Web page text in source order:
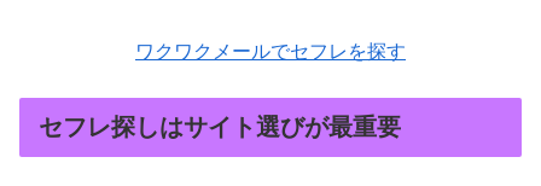
ワクワクメールでセフレを探す
セフレ探しはサイト選びが最重要